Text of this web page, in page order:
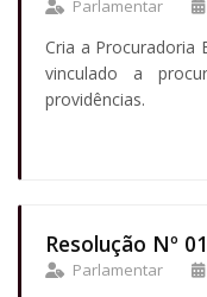
Parlamentar
Cria a Procuradoria
vinculado a
providências.
Resolução Nº
Parlamentar